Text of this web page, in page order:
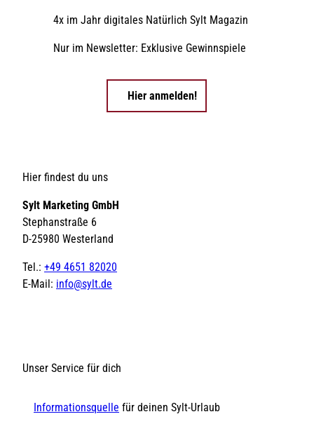
4x im Jahr digitales Natürlich Sylt Magazin
Nur im Newsletter: Exklusive Gewinnspiele
Hier anmelden!
Hier findest du uns
Sylt Marketing GmbH
Stephanstraße 6
D-25980 Westerland
Tel.: +49 4651 82020
E-Mail: info@sylt.de
Unser Service für dich
Informationsquelle für deinen Sylt-Urlaub